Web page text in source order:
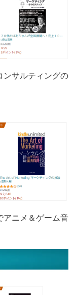
ンサルティングの
アニメ＆ゲーム音